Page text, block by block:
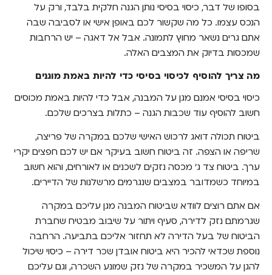
בסופו של דבר, כיסוי בסיסי נותן הגנה חלקית בלבד, ורק על
הנכס עצמו. כל מה שקשור לכם באופן אישי או לסביבה שבה
אתם גרים נשאר מחוץ לתמונה. אבל אל דאגה – יש הרחבות
שמכסות בדיוק את המצבים האלה.
מה צריך להוסיף לכיסוי בסיסי כדי להיות באמת מוגנים
כיסוי בסיסי אמנם מגן על המבנה, אבל כדי להיות באמת מכוסים
חשוב להוסיף עוד שכבות הגנה – כתלות בצרכים שלכם.
ביטוח תכולה דואג לרכוש האישי שלכם במקרה של פריצה,
שריפה או הצפה. זה ביטוח חשוב בעיקר אם יש לכם חפצים יקרי
ערך. ביטוח צד ג' מכסה נזקים לשכנים או לאורחים, והוא חשוב
במיוחד כשמדובר במצבים שנגרמים מרשלנות של הדיירים.
אם אתם רוצים לוודא שביטוח המבנה מגן עליכם במקרה
שגרמתם נזק לדירה, סעיף ויתור על שיבוב מבטיח שחברת
הביטוח של בעל הדירה לא תחזור אליכם בתביעה. הרחבה
נוספת שכדאי להכיר היא ביטוח אובדן שכר דירה – כיסוי שיכול
להגן על המשכיר במקרה של נזק שמונע השכרה, וגם עליכם